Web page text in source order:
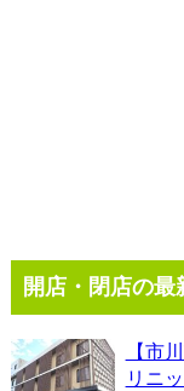
開店・閉店の最
【市
リニ